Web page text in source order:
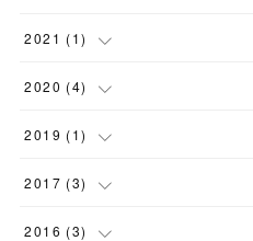
(1
(1
(1
(1
(3
2021 (1)
(1
2020 (4)
(1
(3
2019 (1)
(1
2017 (3)
(3
2016 (3)